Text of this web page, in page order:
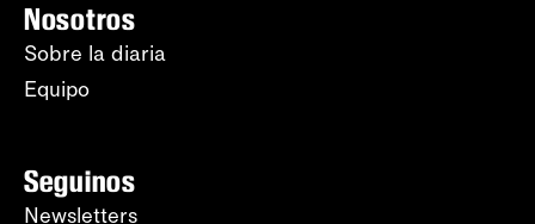
Nosotros
Sobre la diaria
Equipo
Seguinos
Newsletters